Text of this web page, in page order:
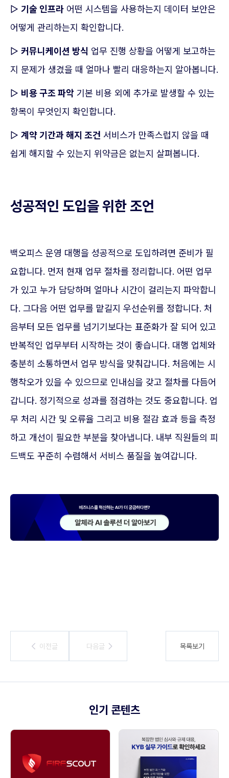
▷ 기술 인프라 어떤 시스템을 사용하는지 데이터 보안은
어떻게 관리하는지 확인합니다.
▷ 커뮤니케이션 방식 업무 진행 상황을 어떻게 보고하는
지 문제가 생겼을 때 얼마나 빨리 대응하는지 알아봅니다.
▷ 비용 구조 파악 기본 비용 외에 추가로 발생할 수 있는
항목이 무엇인지 확인합니다.
▷ 계약 기간과 해지 조건 서비스가 만족스럽지 않을 때
쉽게 해지할 수 있는지 위약금은 없는지 살펴봅니다.
성공적인 도입을 위한 조언
백오피스 운영 대행을 성공적으로 도입하려면 준비가 필
요합니다. 먼저 현재 업무 절차를 정리합니다. 어떤 업무
가 있고 누가 담당하며 얼마나 시간이 걸리는지 파악합니
다. 그다음 어떤 업무를 맡길지 우선순위를 정합니다. 처
음부터 모든 업무를 넘기기보다는 표준화가 잘 되어 있고
반복적인 업무부터 시작하는 것이 좋습니다. 대행 업체와
충분히 소통하면서 업무 방식을 맞춰갑니다. 처음에는 시
행착오가 있을 수 있으므로 인내심을 갖고 절차를 다듬어
갑니다. 정기적으로 성과를 점검하는 것도 중요합니다. 업
무 처리 시간 및 오류율 그리고 비용 절감 효과 등을 측정
하고 개선이 필요한 부분을 찾아냅니다. 내부 직원들의 피
드백도 꾸준히 수렴해서 서비스 품질을 높여갑니다.
이전글
이전글 다음글
다음글 목록보기
인기 콘텐츠